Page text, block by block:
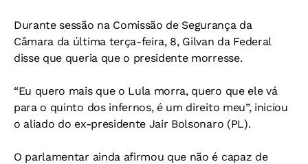
Durante sessão na Comissão de Segurança da
Câmara da última terça-feira, 8, Gilvan da Federal
disse que queria que o presidente morresse.
“Eu quero mais que o Lula morra, quero que ele vá
para o quinto dos infernos, é um direito meu”, iniciou
o aliado do ex-presidente Jair Bolsonaro (PL).
O parlamentar ainda afirmou que não é capaz de